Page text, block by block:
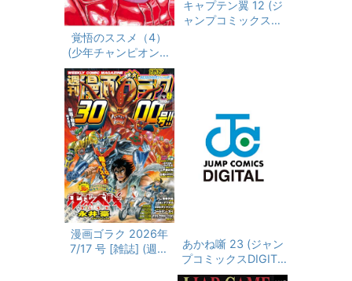
覚悟のススメ（4）
(少年チャンピオン・
コミックス)
キャプテン翼 12 (ジ
ャンプコミックスDI
漫画ゴラク 2026年
7/17 号 [雑誌] (週刊
あかね噺 23 (ジャン
プコミックスDIGITA
L)